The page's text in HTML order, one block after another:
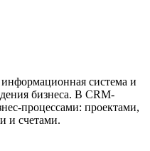
система и
бизнеса. В CRM-
процессами: проектами,
и счетами.